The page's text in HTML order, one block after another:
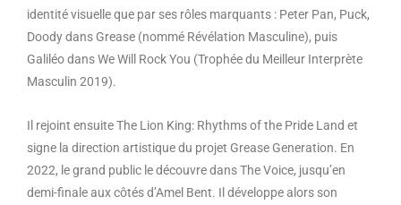
identité visuelle que par ses rôles marquants : Peter Pan, Puck,
Doody dans Grease (nommé Révélation Masculine), puis
Galiléo dans We Will Rock You (Trophée du Meilleur Interprète
Masculin 2019).
Il rejoint ensuite The Lion King: Rhythms of the Pride Land et
signe la direction artistique du projet Grease Generation. En
2022, le grand public le découvre dans The Voice, jusqu’en
demi-finale aux côtés d’Amel Bent. Il développe alors son